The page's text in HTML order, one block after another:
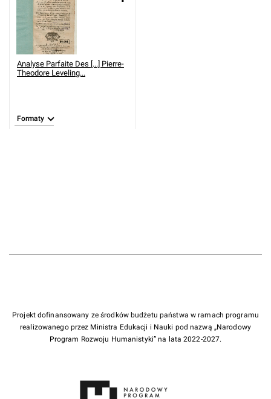
Analyse Parfaite Des [...] Pierre-
Theodore Leveling...
Formaty
Projekt dofinansowany ze środków budżetu państwa w ramach programu
realizowanego przez Ministra Edukacji i Nauki pod nazwą „Narodowy
Program Rozwoju Humanistyki” na lata 2022-2027.